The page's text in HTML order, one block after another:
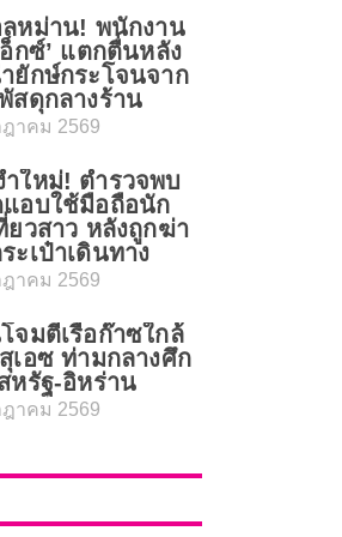
หม่าน! พนักงาน
อ็กซ์’ แตกตื่นหลัง
ยักษ์กระโจนจาก
สดุกลางร้าน
าคม 2569
ำใหม่! ตำรวจพบ
อบใช้มือถือนัก
ยวสาว หลังถูกฆ่า
ะเป๋าเดินทาง
าคม 2569
จมตีเรือก๊าซใกล้
เอซ ท่ามกลางศึก
หรัฐ-อิหร่าน
าคม 2569